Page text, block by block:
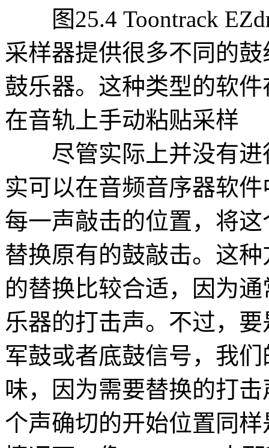
图25.4 Toontrack
采样器提供很多不同的
鼓乐器。这种类型的软
在音轨上手动粘贴采样
尽管实际上并没有进
实可以在音频音序器软
每一声敲击的位置，将
替换原有的鼓敲击。这
的替换比较合适，因为
乐器的打击声。不过，
军鼓或者底鼓信号，我
味，因为需要替换的打
个声确切的开始位置同